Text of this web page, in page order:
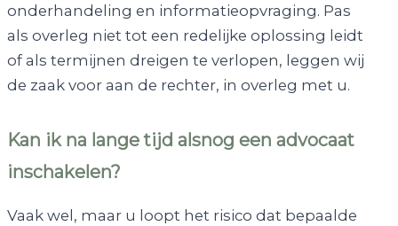
onderhandeling en informatieopvraging. Pas
als overleg niet tot een redelijke oplossing leidt
of als termijnen dreigen te verlopen, leggen wij
de zaak voor aan de rechter, in overleg met u.
Kan ik na lange tijd alsnog een advocaat
inschakelen?
Vaak wel, maar u loopt het risico dat bepaalde